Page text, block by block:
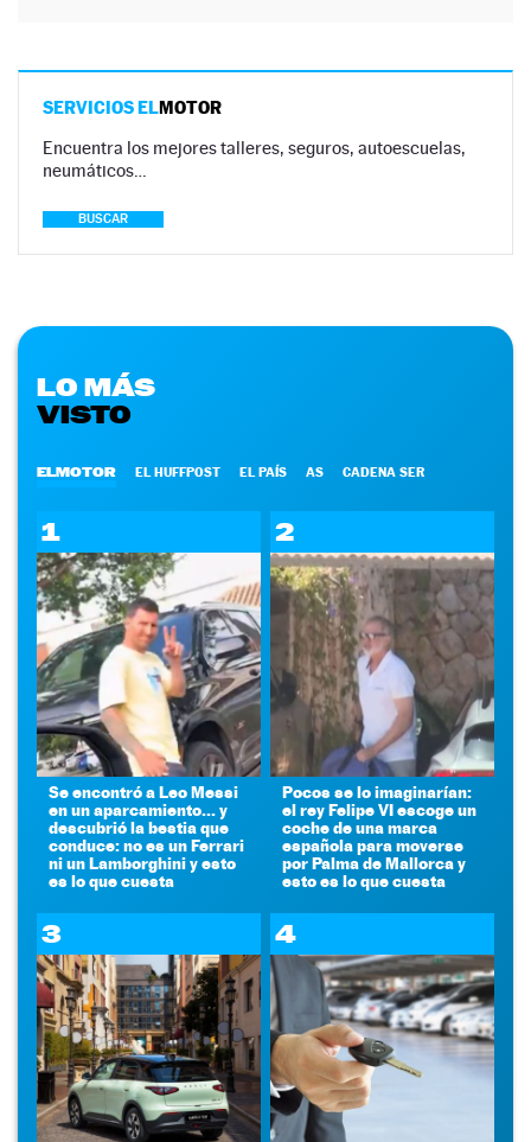
SERVICIOS ELMOTOR
Encuentra los mejores talleres, seguros, autoescuelas,
neumáticos…
BUSCAR
LO MÁS
VISTO
ELMOTOR EL HUFFPOST EL PAÍS AS CADENA SER
1
Se encontró a Leo Messi
en un aparcamiento... y
descubrió la bestia que
conduce: no es un Ferrari
ni un Lamborghini y esto
es lo que cuesta
2
Pocos se lo imaginarían:
el rey Felipe VI escoge un
coche de una marca
española para moverse
por Palma de Mallorca y
esto es lo que cuesta
3 4